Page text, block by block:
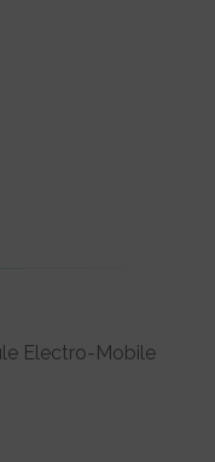
Electro-Mobile